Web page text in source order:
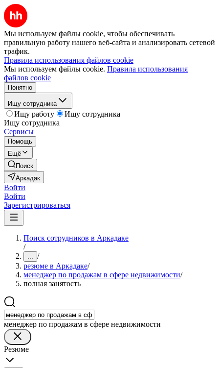
Мы используем файлы cookie, чтобы обеспечивать
правильную работу нашего веб-сайта и анализировать сетевой
трафик.
Правила использования файлов cookie
Мы используем файлы cookie. Правила использования
файлов cookie
Понятно
Ищу сотрудника
Ищу работу
Ищу сотрудника
Ищу сотрудника
Сервисы
Помощь
Ещё
Поиск
Аркадак
Войти
Войти
Зарегистрироваться
Поиск сотрудников в Аркадаке
/
... /
резюме в Аркадаке/
менеджер по продажам в сфере недвижимости/
полная занятость
менеджер по продажам в сфере недвижимости
Резюме